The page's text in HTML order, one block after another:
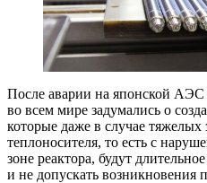
После аварии на японской
во всем мире задумались о
которые даже в случае тяжелых
теплоносителя, то есть с
зоне реактора, будут
и не допускать возникновения